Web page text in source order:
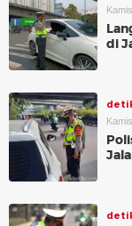
di